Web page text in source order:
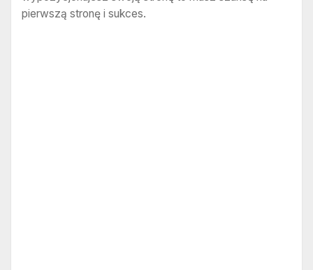
pierwszą stronę i sukces.